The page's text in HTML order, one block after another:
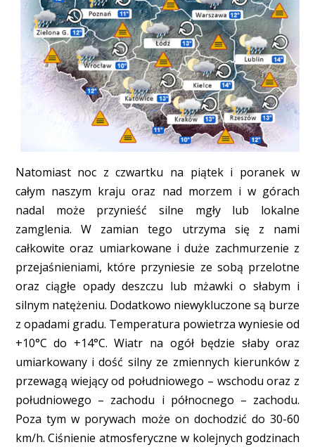
Natomiast noc z czwartku na piątek i poranek w
całym naszym kraju oraz nad morzem i w górach
nadal może przynieść silne mgły lub lokalne
zamglenia. W zamian tego utrzyma się z nami
całkowite oraz umiarkowane i duże zachmurzenie z
przejaśnieniami, które przyniesie ze sobą przelotne
oraz ciągłe opady deszczu lub mżawki o słabym i
silnym natężeniu. Dodatkowo niewykluczone są burze
z opadami gradu. Temperatura powietrza wyniesie od
+10°C do +14°C. Wiatr na ogół będzie słaby oraz
umiarkowany i dość silny ze zmiennych kierunków z
przewagą wiejący od południowego – wschodu oraz z
południowego – zachodu i północnego – zachodu.
Poza tym w porywach może on dochodzić do 30-60
km/h. Ciśnienie atmosferyczne w kolejnych godzinach